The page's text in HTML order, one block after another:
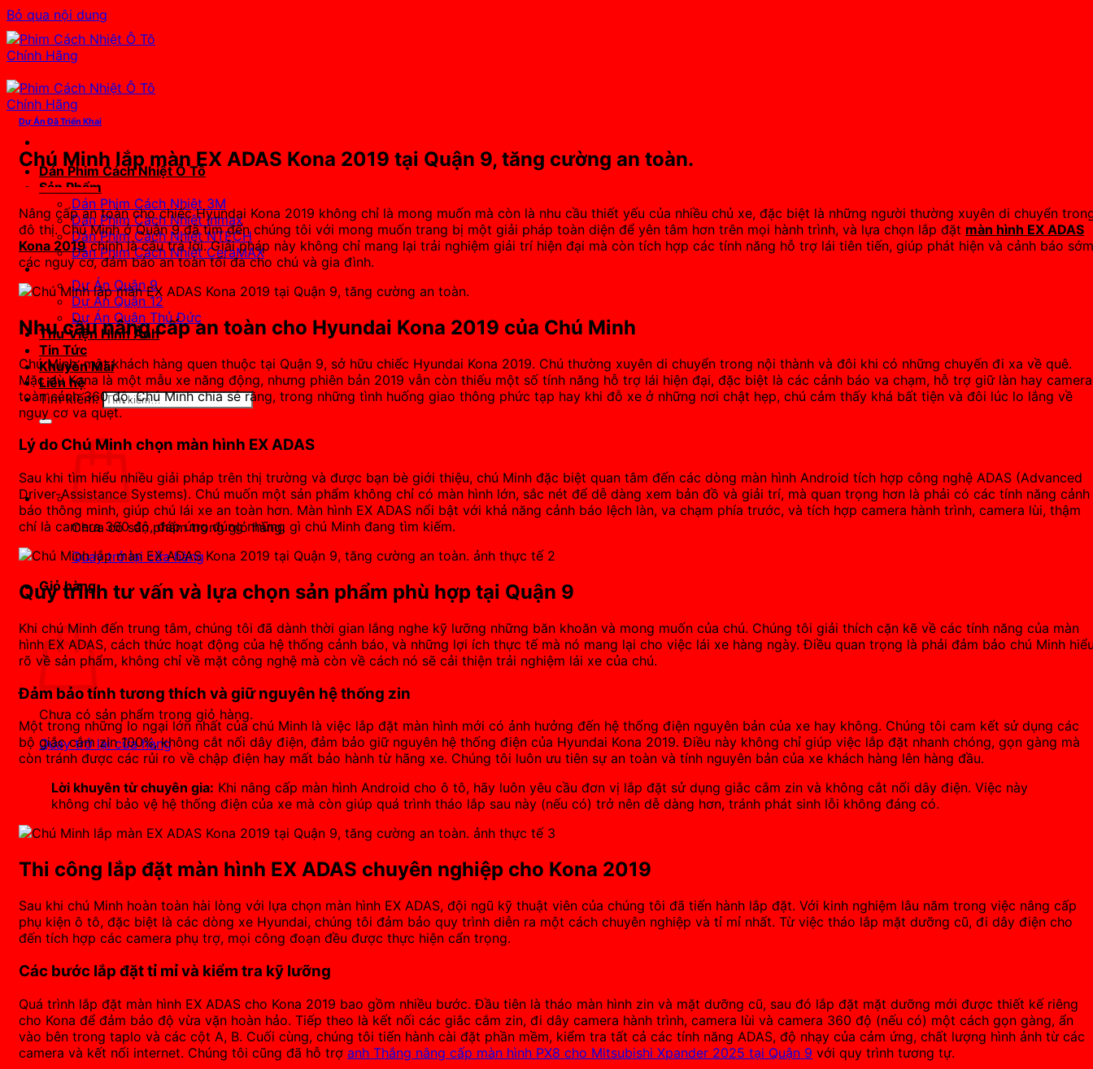
Bỏ qua nội dung
Dán Phim Cách Nhiệt Ô Tô
Sản Phẩm
Dán Phim Cách Nhiệt 3M
Dán Phim Cách Nhiệt Inmax
Dán Phim Cách Nhiệt NTECH
Dán Phim Cách Nhiệt CeraMAX
Dự Án Đã Triển Khai
Dự Án Quận 9
Dự Án Quận 12
Dự Án Quận Thủ Đức
Thư Viện Hình Ảnh
Tin Tức
Khuyến Mãi
Liên hệ
Tìm kiếm:
Chưa có sản phẩm trong giỏ hàng.
Quay trở lại cửa hàng
Giỏ hàng
Chưa có sản phẩm trong giỏ hàng.
Quay trở lại cửa hàng
Dự Án Đã Triển Khai
Chú Minh lắp màn EX ADAS Kona 2019 tại Quận 9, tăng cường an toàn.
Nâng cấp an toàn cho chiếc Hyundai Kona 2019 không chỉ là mong muốn mà còn là nhu cầu thiết yếu của nhiều chủ xe, đặc biệt là những người thường xuyên di chuyển
đô thị. Chú Minh ở Quận 9 đã tìm đến chúng tôi với mong muốn trang bị một giải pháp toàn diện để yên tâm hơn trên mọi hành trình, và lựa chọn lắp đặt màn hình EX ADAS
Kona 2019chính là câu trả lời. Giải pháp này không chỉ mang lại trải nghiệm giải trí hiện đại mà còn tích hợp các tính năng hỗ trợ lái tiên tiến, giúp phát hiện và cảnh báo sớm
các nguy cơ, đảm bảo an toàn tối đa cho chú và gia đình.
Nhu cầu nâng cấp an toàn cho Hyundai Kona 2019 của Chú Minh
Chú Minh, một khách hàng quen thuộc tại Quận 9, sở hữu chiếc Hyundai Kona 2019. Chú thường xuyên di chuyển trong nội thành và đôi khi có những chuyến đi xa về quê.
Mặc dù Kona là một mẫu xe năng động, nhưng phiên bản 2019 vẫn còn thiếu một số tính năng hỗ trợ lái hiện đại, đặc biệt là các cảnh báo va chạm, hỗ trợ giữ làn hay camera
toàn cảnh 360 độ. Chú Minh chia sẻ rằng, trong những tình huống giao thông phức tạp hay khi đỗ xe ở những nơi chật hẹp, chú cảm thấy khá bất tiện và đôi lúc lo lắng về
nguy cơ va quẹt.
Lý do Chú Minh chọn màn hình EX ADAS
Sau khi tìm hiểu nhiều giải pháp trên thị trường và được bạn bè giới thiệu, chú Minh đặc biệt quan tâm đến các dòng màn hình Android tích hợp công nghệ ADAS (Advanced
Driver-Assistance Systems). Chú muốn một sản phẩm không chỉ có màn hình lớn, sắc nét để dễ dàng xem bản đồ và giải trí, mà quan trọng hơn là phải có các tính năng cảnh
báo thông minh, giúp chú lái xe an toàn hơn. Màn hình EX ADAS nổi bật với khả năng cảnh báo lệch làn, va chạm phía trước, và tích hợp camera hành trình, camera lùi, thậm
chí là camera 360 độ, đáp ứng đúng những gì chú Minh đang tìm kiếm.
Quy trình tư vấn và lựa chọn sản phẩm phù hợp tại Quận 9
Khi chú Minh đến trung tâm, chúng tôi đã dành thời gian lắng nghe kỹ lưỡng những băn khoăn và mong muốn của chú. Chúng tôi giải thích cặn kẽ về các tính năng của màn
hình EX ADAS, cách thức hoạt động của hệ thống cảnh báo, và những lợi ích thực tế mà nó mang lại cho việc lái xe hàng ngày. Điều quan trọng là phải đảm bảo chú Minh
rõ về sản phẩm, không chỉ về mặt công nghệ mà còn về cách nó sẽ cải thiện trải nghiệm lái xe của chú.
Đảm bảo tính tương thích và giữ nguyên hệ thống zin
Một trong những lo ngại lớn nhất của chú Minh là việc lắp đặt màn hình mới có ảnh hưởng đến hệ thống điện nguyên bản của xe hay không. Chúng tôi cam kết sử dụng các
bộ giắc cắm zin 100%, không cắt nối dây điện, đảm bảo giữ nguyên hệ thống điện của Hyundai Kona 2019. Điều này không chỉ giúp việc lắp đặt nhanh chóng, gọn gàng mà
còn tránh được các rủi ro về chập điện hay mất bảo hành từ hãng xe. Chúng tôi luôn ưu tiên sự an toàn và tính nguyên bản của xe khách hàng lên hàng đầu.
Lời khuyên từ chuyên gia: Khi nâng cấp màn hình Android cho ô tô, hãy luôn yêu cầu đơn vị lắp đặt sử dụng giắc cắm zin và không cắt nối dây điện. Việc này
không chỉ bảo vệ hệ thống điện của xe mà còn giúp quá trình tháo lắp sau này (nếu có) trở nên dễ dàng hơn, tránh phát sinh lỗi không đáng có.
Thi công lắp đặt màn hình EX ADAS chuyên nghiệp cho Kona 2019
Sau khi chú Minh hoàn toàn hài lòng với lựa chọn màn hình EX ADAS, đội ngũ kỹ thuật viên của chúng tôi đã tiến hành lắp đặt. Với kinh nghiệm lâu năm trong việc nâng cấp
phụ kiện ô tô, đặc biệt là các dòng xe Hyundai, chúng tôi đảm bảo quy trình diễn ra một cách chuyên nghiệp và tỉ mỉ nhất. Từ việc tháo lắp mặt dưỡng cũ, đi dây điện cho
đến tích hợp các camera phụ trợ, mọi công đoạn đều được thực hiện cẩn trọng.
Các bước lắp đặt tỉ mỉ và kiểm tra kỹ lưỡng
Quá trình lắp đặt màn hình EX ADAS cho Kona 2019 bao gồm nhiều bước. Đầu tiên là tháo màn hình zin và mặt dưỡng cũ, sau đó lắp đặt mặt dưỡng mới được thiết kế riêng
cho Kona để đảm bảo độ vừa vặn hoàn hảo. Tiếp theo là kết nối các giắc cắm zin, đi dây camera hành trình, camera lùi và camera 360 độ (nếu có) một cách gọn gàng, ẩn
vào bên trong taplo và các cột A, B. Cuối cùng, chúng tôi tiến hành cài đặt phần mềm, kiểm tra tất cả các tính năng ADAS, độ nhạy của cảm ứng, chất lượng hình ảnh từ các
camera và kết nối internet. Chúng tôi cũng đã hỗ trợ anh Thắng nâng cấp màn hình PX8 cho Mitsubishi Xpander 2025 tại Quận 9 với quy trình tương tự.